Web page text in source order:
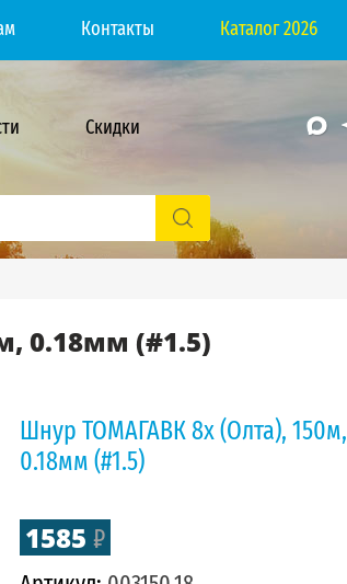
Контакты Каталог 2026
Скидки
0.18мм (#1.5)
Шнур ТОМАГАВК 8х (Олта), 150м,
0.18мм (#1.5)
1585 ₽